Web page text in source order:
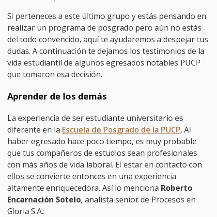
Si perteneces a este último grupo y estás pensando en
realizar un programa de posgrado pero aún no estás
del todo convencido, aquí te ayudaremos a despejar tus
dudas. A continuación te dejamos los testimonios de la
vida estudiantil de algunos egresados notables PUCP
que tomaron esa decisión.
Aprender de los demás
La experiencia de ser estudiante universitario es
diferente en la Escuela de Posgrado de la PUCP. Al
haber egresado hace poco tiempo, es muy probable
que tus compañeros de estudios sean profesionales
con más años de vida laboral. El estar en contacto con
ellos se convierte entonces en una experiencia
altamente enriquecedora. Así lo menciona Roberto
Encarnación Sotelo, analista senior de Procesos en
Gloria S.A.: